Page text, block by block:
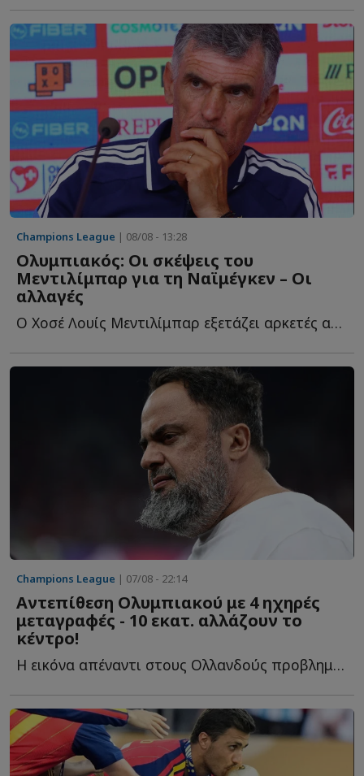
Champions League | 08/08 - 13:28
Ολυμπιακός: Οι σκέψεις του
Μεντιλίμπαρ για τη Ναϊμέγκεν – Οι
αλλαγές
Ο Χοσέ Λουίς Μεντιλίμπαρ εξετάζει αρκετές αλλαγές ε...
Champions League | 07/08 - 22:14
Αντεπίθεση Ολυμπιακού με 4 ηχηρές
μεταγραφές - 10 εκατ. αλλάζουν το
κέντρο!
Η εικόνα απέναντι στους Ολλανδούς προβλημάτισε έντονα κ...